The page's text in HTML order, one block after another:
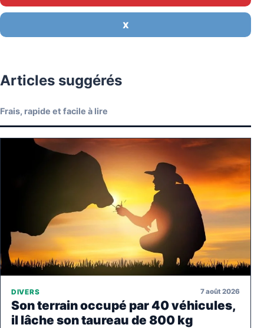
X
Articles suggérés
Frais, rapide et facile à lire
DIVERS 7 août 2026
Son terrain occupé par 40 véhicules,
il lâche son taureau de 800 kg